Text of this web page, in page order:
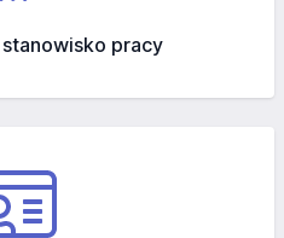
pracy